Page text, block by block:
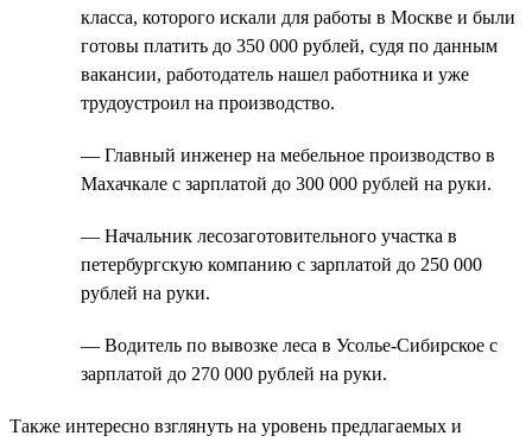
класса, которого искали для работы в Москве и были
готовы платить до 350 000 рублей, судя по данным
вакансии, работодатель нашел работника и уже
трудоустроил на производство.
— Главный инженер на мебельное производство в
Махачкале с зарплатой до 300 000 рублей на руки.
— Начальник лесозаготовительного участка в
петербургскую компанию с зарплатой до 250 000
рублей на руки.
— Водитель по вывозке леса в Усолье-Сибирское с
зарплатой до 270 000 рублей на руки.
Также интересно взглянуть на уровень предлагаемых и